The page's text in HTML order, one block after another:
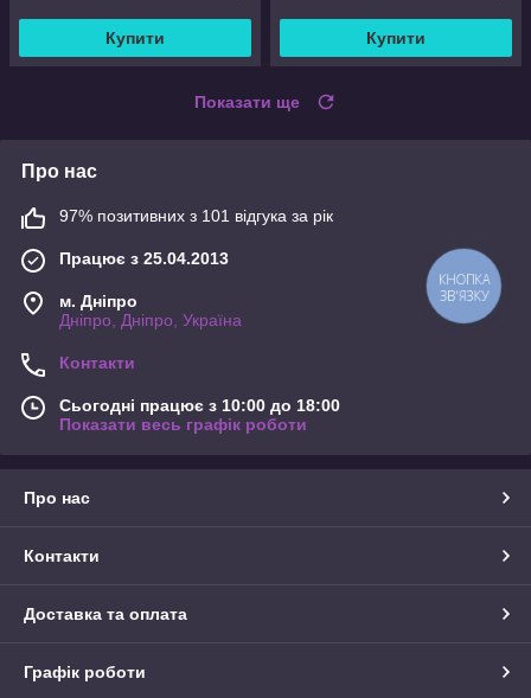
Купити Купити
Показати ще
Про нас
97% позитивних з 101 відгука за рік
Працює з 25.04.2013
м. Дніпро
Дніпро, Дніпро, Україна
Контакти
Сьогодні працює з 10:00 до 18:00
Показати весь графік роботи
Про нас
Контакти
Доставка та оплата
Графік роботи
КНОПКА
ЗВ'ЯЗКУ